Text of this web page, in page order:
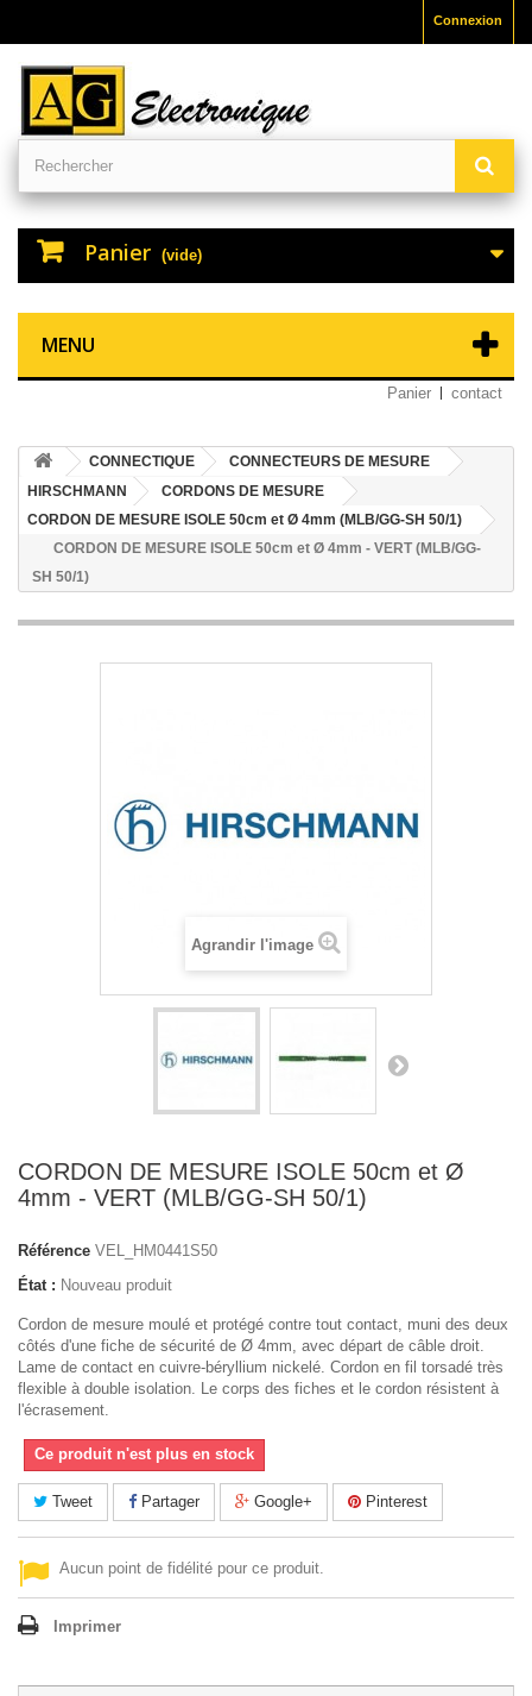
Connexion
Panier (vide)
MENU
Panier contact
CONNECTIQUE
CONNECTEURS DE MESURE
HIRSCHMANN
CORDONS DE MESURE
CORDON DE MESURE ISOLE 50cm et Ø 4mm (MLB/GG-SH 50/1)
CORDON DE MESURE ISOLE 50cm et Ø 4mm - VERT (MLB/GG-
SH 50/1)
Agrandir l'image
CORDON DE MESURE ISOLE 50cm et Ø
4mm - VERT (MLB/GG-SH 50/1)
Référence VEL_HM0441S50
État : Nouveau produit
Cordon de mesure moulé et protégé contre tout contact, muni des deux
côtés d'une fiche de sécurité de Ø 4mm, avec départ de câble droit.
Lame de contact en cuivre-béryllium nickelé. Cordon en fil torsadé très
flexible à double isolation. Le corps des fiches et le cordon résistent à
l'écrasement.
Ce produit n'est plus en stock
Tweet Partager Google+ Pinterest
Aucun point de fidélité pour ce produit.
Imprimer